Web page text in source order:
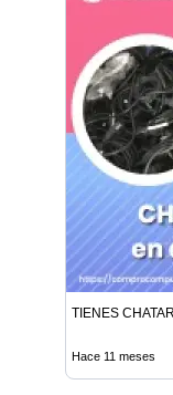
TIENES
Hace 11 meses